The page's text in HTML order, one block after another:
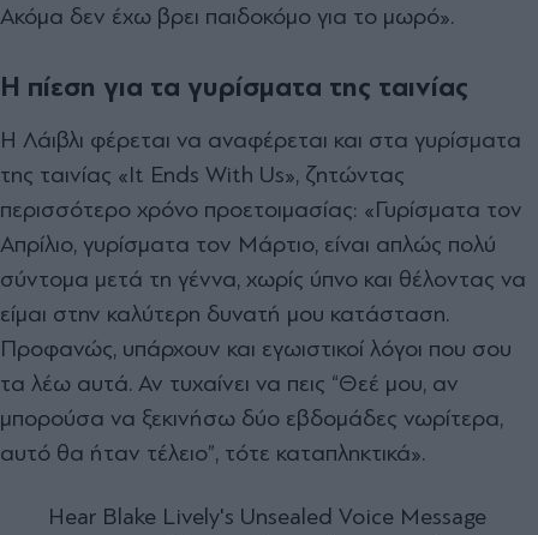
Ακόμα δεν έχω βρει παιδοκόμο για το μωρό».
Η πίεση για τα γυρίσματα της ταινίας
Η Λάιβλι φέρεται να αναφέρεται και στα γυρίσματα
της ταινίας «It Ends With Us», ζητώντας
περισσότερο χρόνο προετοιμασίας: «Γυρίσματα τον
Απρίλιο, γυρίσματα τον Μάρτιο, είναι απλώς πολύ
σύντομα μετά τη γέννα, χωρίς ύπνο και θέλοντας να
είμαι στην καλύτερη δυνατή μου κατάσταση.
Προφανώς, υπάρχουν και εγωιστικοί λόγοι που σου
τα λέω αυτά. Αν τυχαίνει να πεις “Θεέ μου, αν
μπορούσα να ξεκινήσω δύο εβδομάδες νωρίτερα,
αυτό θα ήταν τέλειο”, τότε καταπληκτικά».
Hear Blake Lively's Unsealed Voice Message